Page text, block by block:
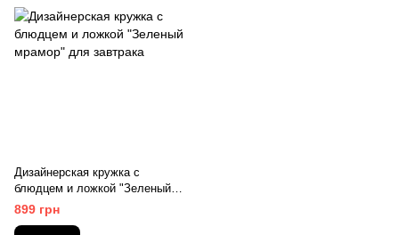
Дизайнерская кружка с
блюдцем и ложкой "Зеленый
мрамор" для завтрака
899 грн